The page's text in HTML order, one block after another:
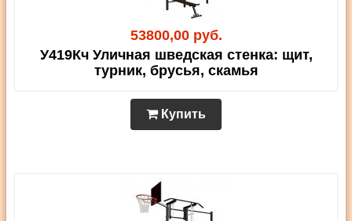
53800,00 руб.
У419Кч Уличная шведская стенка: щит,
турник, брусья, скамья
Купить